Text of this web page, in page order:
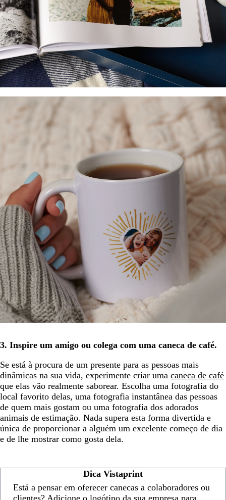
3. Inspire um amigo ou colega com uma caneca de café.
Se está à procura de um presente para as pessoas mais
dinâmicas na sua vida, experimente criar uma caneca de café
que elas vão realmente saborear. Escolha uma fotografia do
local favorito delas, uma fotografia instantânea das pessoas
de quem mais gostam ou uma fotografia dos adorados
animais de estimação. Nada supera esta forma divertida e
única de proporcionar a alguém um excelente começo de dia
e de lhe mostrar como gosta dela.
Dica Vistaprint
Está a pensar em oferecer canecas a colaboradores ou
clientes? Adicione o logótipo da sua empresa para